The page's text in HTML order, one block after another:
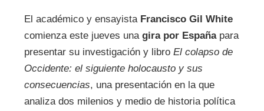
El académico y ensayista Francisco Gil White
comienza este jueves una gira por Españapara
presentar su investigación y libro El colapso de
Occidente: el siguiente holocausto y sus
consecuencias, una presentación en la que
analiza dos milenios y medio de historia política